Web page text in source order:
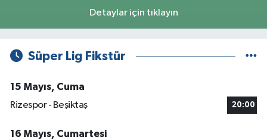
Detaylar için tıklayın
Süper Lig Fikstür
15 Mayıs, Cuma
Rizespor - Beşiktaş
20:00
16 Mayıs, Cumartesi